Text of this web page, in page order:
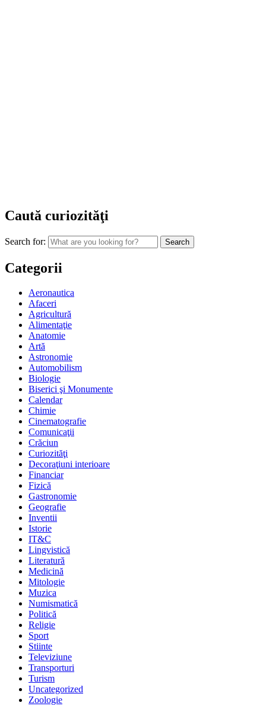
Caută curiozităţi
Search for:
Categorii
Aeronautica
Afaceri
Agricultură
Alimentaţie
Anatomie
Artă
Astronomie
Automobilism
Biologie
Biserici şi Monumente
Calendar
Chimie
Cinematografie
Comunicaţii
Crăciun
Curiozităţi
Decoraţiuni interioare
Financiar
Fizică
Gastronomie
Geografie
Inventii
Istorie
IT&C
Lingvistică
Literatură
Medicină
Mitologie
Muzica
Numismatică
Politică
Religie
Sport
Stiinte
Televiziune
Transporturi
Turism
Uncategorized
Zoologie